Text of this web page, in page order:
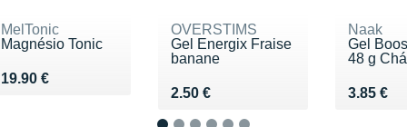
MelTonic
Magnésio Tonic
19.90 €
Vendu 19.90 €
OVERSTIMS
Gel Energix Fraise
banane
2.50 €
Vendu 2.50 €
Naak
Gel
48 g
3.85 €
Vendu